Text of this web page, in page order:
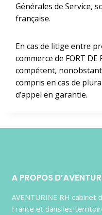
Générales de Service,
française.
En cas de litige entre
commerce de FORT DE
compétent,
compris en cas de
d’appel en garantie.
A PROPOS
AVENTURINE RH
France et dans les